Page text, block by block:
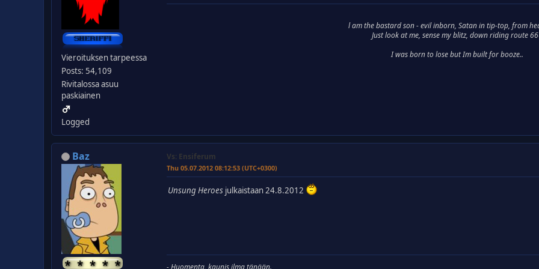
Vieroituksen tarpeessa
Posts: 54,109
Rivitalossa asuu
paskiainen
Logged
l am the bastard son - evil inborn, Satan in tip-top, from
Just look at me, sense my blitz, down riding route
I was born to lose but Im built for booze..
Baz Vs: Ensiferum
Thu 05.07.2012 08:12:53 (UTC+0300)
Unsung Heroes julkaistaan 24.8.2012
- Huomenta, kaunis ilma tänään.